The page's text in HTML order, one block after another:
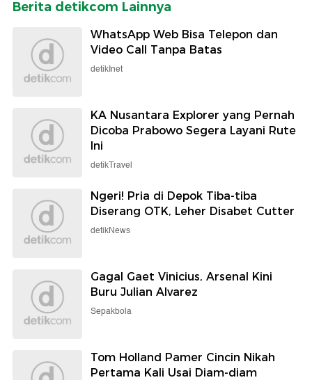
Berita detikcom Lainnya
WhatsApp Web Bisa Telepon dan
Video Call Tanpa Batas
detikInet
KA Nusantara Explorer yang Pernah
Dicoba Prabowo Segera Layani Rute
Ini
detikTravel
Ngeri! Pria di Depok Tiba-tiba
Diserang OTK, Leher Disabet Cutter
detikNews
Gagal Gaet Vinicius, Arsenal Kini
Buru Julian Alvarez
Sepakbola
Tom Holland Pamer Cincin Nikah
Pertama Kali Usai Diam-diam